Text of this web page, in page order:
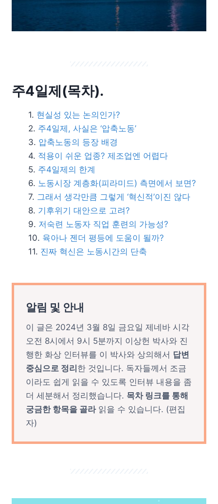
주4일제(목차).
현실성 있는 논의인가?
주4일제, 사실은 ‘압축노동’
압축노동의 등장 배경
적용이 쉬운 업종? 제조업엔 어렵다
주4일제의 한계
노동시장 계층화(피라미드) 측면에서 보면?
그래서 생각만큼 그렇게 ‘혁신적’이진 않다
기후위기 대안으로 고려?
저숙련 노동자 직업 훈련의 가능성?
육아나 젠더 평등에 도움이 될까?
진짜 혁신은 노동시간의 단축
알림 및 안내
이 글은 2024년 3월 8일 금요일 제네바 시각
오전 8시에서 9시 5분까지 이상헌 박사와 진
행한 화상 인터뷰를 이 박사와 상의해서 답변
중심으로 정리 한 것입니다. 독자들께서 조금
이라도 쉽게 읽을 수 있도록 인터뷰 내용을 좀
더 세분해서 정리했습니다. 목차 링크를 통해
궁금한 항목을 골라읽을 수 있습니다. (편집
자)